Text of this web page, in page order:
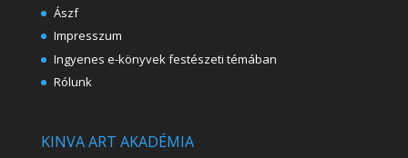
Ászf
Impresszum
Ingyenes e-könyvek festészeti témában
Rólunk
KINVA ART AKADÉMIA